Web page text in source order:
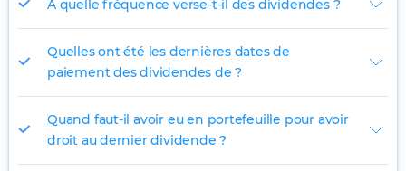
À quelle fréquence verse-t-il des dividendes ?
Quelles ont été les dernières dates de
paiement des dividendes de ?
Quand faut-il avoir eu en portefeuille pour avoir
droit au dernier dividende ?